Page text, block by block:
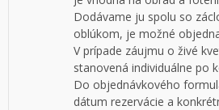
Dodávame ju spolu so
oblúkom, je možné
V prípade záujmu o živé
stanovená individuálne po
Do objednávkového
dátum rezervácie a